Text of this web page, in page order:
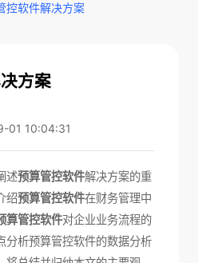
控软件解决方案
方案
01 10:04:31
述预算管控软件解决方案的重
绍预算管控软件在财务管理中
算管控软件对企业业务流程的
分析预算管控软件的数据分析